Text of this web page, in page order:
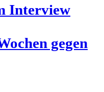
Interview
gegen